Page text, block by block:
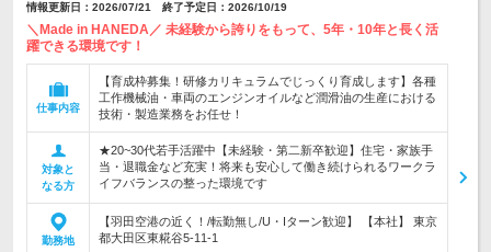
情報更新日：2026/07/21 終了予定日：2026/10/19
＼Made in HANEDA／ 未経験から誇りをもって、5年・10年と長く活
躍できる環境です！
仕事内容
【育成枠募集！研修カリキュラムでじっくり育成します】各種
工作機械油・車両のエンジンオイルなど潤滑油の生産における
技術・製造業務をお任せ！
対象と
なる方
★20~30代若手活躍中【未経験・第二新卒歓迎】住宅・家族手
当・退職金など充実！将来も安心して働き続けられるワークラ
イフバランスの整った環境です
勤務地
【羽田空港の近く！/転勤無し/U・Iターン歓迎】 【本社】 東京
都大田区東糀谷5-11-1